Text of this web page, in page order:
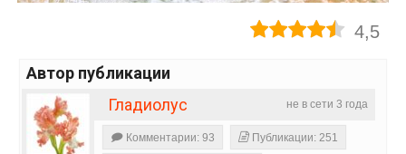
4,5
Автор публикации
не в сети 3 года
Гладиолус
Комментарии: 93 Публикации: 251